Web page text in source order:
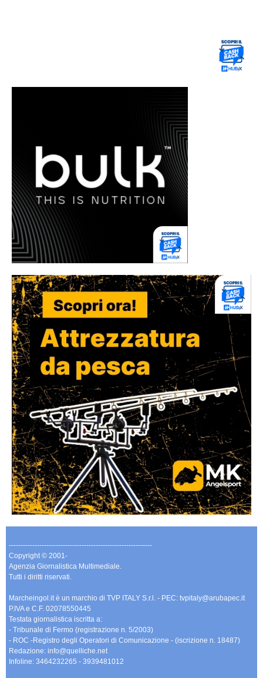
-------------------------------------------------------------
Copyright © 2001-
Agenzia Giornalistica Multimediale.
Tutti i diritti riservati.
Marcheingol.it è un marchio di TVP ITALY S.r.l. - PEC: tvpitaly@arubapec.it
P.IVA e C.F. 02078550445
Testata giornalistica iscritta a:
- Tribunale di Fermo (registrazione n. 5/2003)
- ROC -Registro degli Operatori di Comunicazione - (iscrizione n. 18487)
Redazione: info@quelliche.net
Infoline: 3464232265 - 3939481012